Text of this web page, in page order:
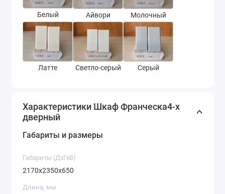
Белый Айвори Молочный
Латте Светло-серый Серый
Характеристики Шкаф Франческа4-х
дверный
Габариты и размеры
Габариты (ДхГхВ)
2170x2350x650
Длина, мм